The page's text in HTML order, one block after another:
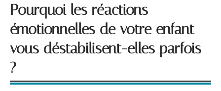
Pourquoi les réactions
émotionnelles de votre enfant
vous déstabilisent-elles parfois
?